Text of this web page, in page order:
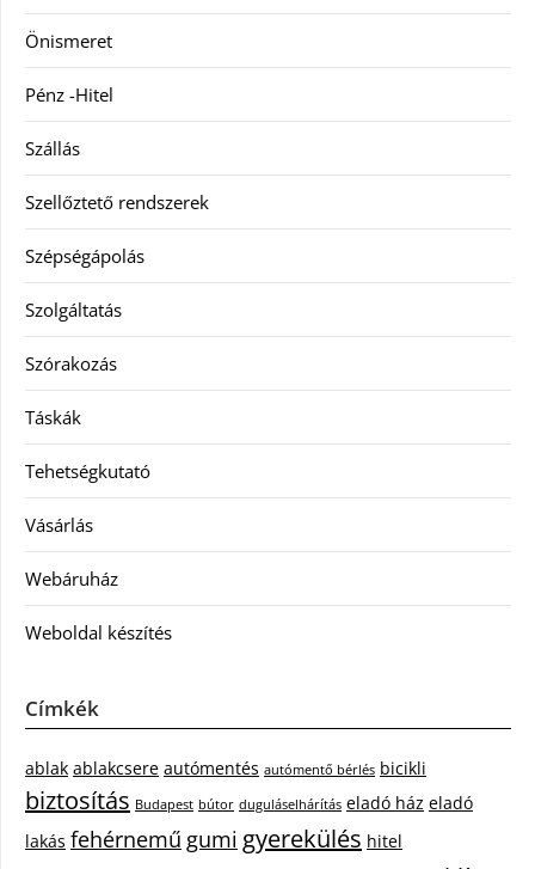
Önismeret
Pénz -Hitel
Szállás
Szellőztető rendszerek
Szépségápolás
Szolgáltatás
Szórakozás
Táskák
Tehetségkutató
Vásárlás
Webáruház
Weboldal készítés
Címkék
ablak ablakcsere autómentés autómentő bérlés bicikli
biztosítás Budapest bútor duguláselhárítás eladó ház eladó
lakás fehérnemű gumi gyerekülés hitel